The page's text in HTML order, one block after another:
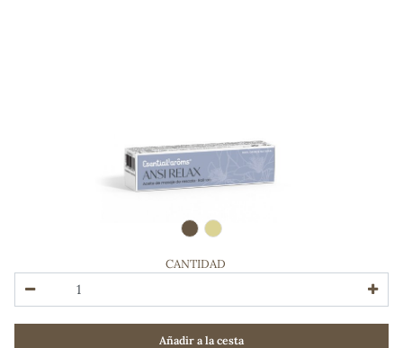
CANTIDAD
Añadir a la cesta